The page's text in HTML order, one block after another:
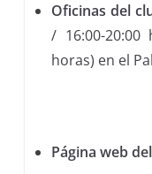
Oficinas del
/ 16:00-20:00
horas) en el
Página web